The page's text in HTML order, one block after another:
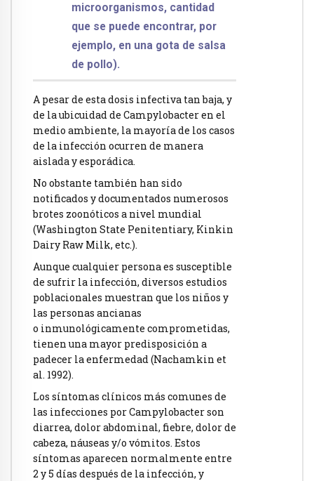
microorganismos, cantidad
que se puede encontrar, por
ejemplo, en una gota de salsa
de pollo).
A pesar de esta dosis infectiva tan baja, y
de la ubicuidad de Campylobacter en el
medio ambiente, la mayoría de los casos
de la infección ocurren de manera
aislada y esporádica.
No obstante también han sido
notificados y documentados numerosos
brotes zoonóticos a nivel mundial
(Washington State Penitentiary, Kinkin
Dairy Raw Milk, etc.).
Aunque cualquier persona es susceptible
de sufrir la infección, diversos estudios
poblacionales muestran que los niños y
las personas ancianas
o inmunológicamente comprometidas,
tienen una mayor predisposición a
padecer la enfermedad (Nachamkin et
al. 1992).
Los síntomas clínicos más comunes de
las infecciones por Campylobacter son
diarrea, dolor abdominal, fiebre, dolor de
cabeza, náuseas y/o vómitos. Estos
síntomas aparecen normalmente entre
2 y 5 días después de la infección, y